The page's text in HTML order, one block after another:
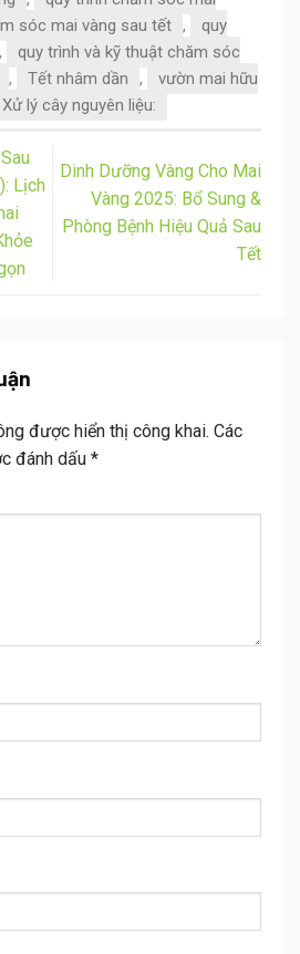
sóc mai vàng sau tết ,
quy
,
quy trình và kỹ thuật chăm sóc
, Tết nhâm dần ,
vườn mai hữu
Xử lý cây nguyên liệu:
Lịch
Dinh Dưỡng Vàng Cho Mai
Vàng 2025: Bổ Sung &
Phòng Bệnh Hiệu Quả Sau
Tết
được hiển thị công khai. Các
đánh dấu *